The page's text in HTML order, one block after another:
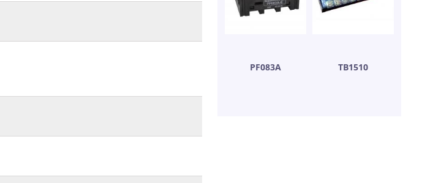
PF083A ТВ1510